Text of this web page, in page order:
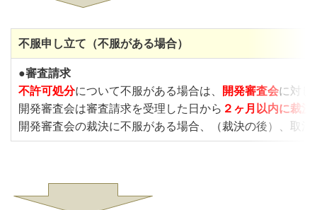
不服申し立て（不服がある場合）
●審査請求
不許可処分について不服がある場合は、 開発審査会に対し
開発審査会は審査請求を受理した日から ２ヶ月以内に裁決
開発審査会の裁決に不服がある場合、（裁決の後）、取